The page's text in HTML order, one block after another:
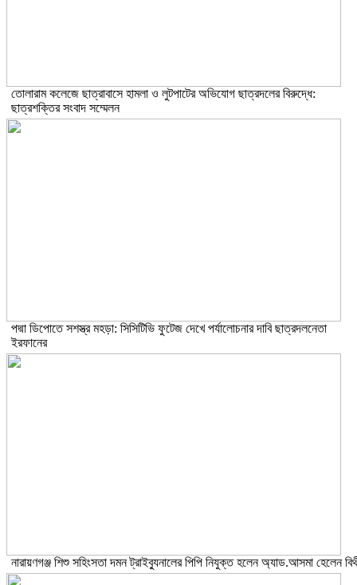
তোলারাম কলেজে ছাত্রাবাসে হামলা ও লুটপাটের অভিযোগ ছাত্রদলের বিরুদ্ধে:
ছাত্রশক্তির সংবাদ সম্মেলন
পদ্মা ডিপোতে সশস্ত্র মহড়া: সিসিটিভি ফুটেজ দেখে পর্যালোচনার দাবি ছাত্রদলনেতা
ইরফানের
নারায়ণগঞ্জ শিশু সহিংসতা দমন ট্রাইব্যুনালের পিপি নিযুক্ত হলেন অ্যাড.আসমা হেলেন